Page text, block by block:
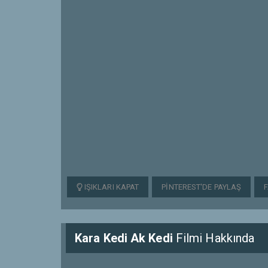
IŞIKLARI KAPAT PINTEREST'DE PAYLAŞ
Kara Kedi Ak Kedi Filmi Hakkında